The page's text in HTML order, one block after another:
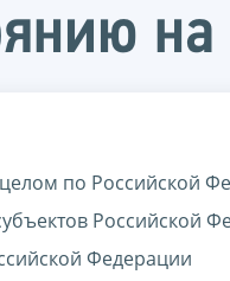
на
по Российской
Российской
Федерации